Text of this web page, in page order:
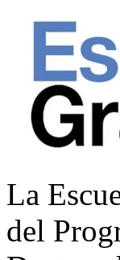
La
del